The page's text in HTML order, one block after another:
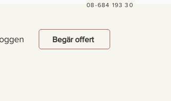
08-684 193 30
Begär offert